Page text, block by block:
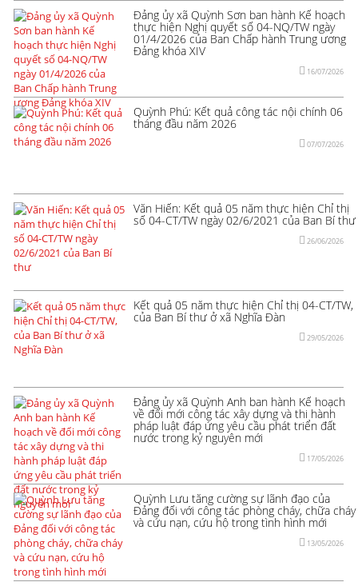
Đảng ủy xã Quỳnh Sơn ban hành Kế hoạch
thực hiện Nghị quyết số 04-NQ/TW ngày
01/4/2026 của Ban Chấp hành Trung ương
Đảng khóa XIV
16/07/2026
Quỳnh Phú: Kết quả công tác nội chính 06
tháng đầu năm 2026
07/07/2026
Văn Hiến: Kết quả 05 năm thực hiện Chỉ thị
số 04-CT/TW ngày 02/6/2021 của Ban Bí thư
26/06/2026
Kết quả 05 năm thực hiện Chỉ thị 04-CT/TW,
của Ban Bí thư ở xã Nghĩa Đàn
29/05/2026
Đảng ủy xã Quỳnh Anh ban hành Kế hoạch
về đổi mới công tác xây dựng và thi hành
pháp luật đáp ứng yêu cầu phát triển đất
nước trong kỷ nguyên mới
17/05/2026
Quỳnh Lưu tăng cường sự lãnh đạo của
Đảng đối với công tác phòng cháy, chữa cháy
và cứu nạn, cứu hộ trong tình hình mới
13/05/2026